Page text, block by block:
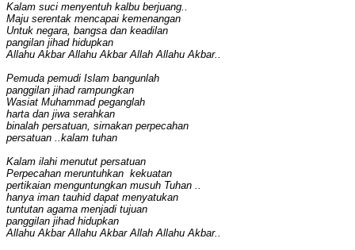
Kalam suci menyentuh kalbu berjuang..
Maju serentak mencapai kemenangan
Untuk negara, bangsa dan keadilan
pangilan jihad hidupkan
Allahu Akbar Allahu Akbar Allah Allahu Akbar..
Pemuda pemudi Islam bangunlah
panggilan jihad rampungkan
Wasiat Muhammad peganglah
harta dan jiwa serahkan
binalah persatuan, sirnakan perpecahan
persatuan ..kalam tuhan
Kalam ilahi menutut persatuan
Perpecahan meruntuhkan kekuatan
pertikaian menguntungkan musuh Tuhan ..
hanya iman tauhid dapat menyatukan
tuntutan agama menjadi tujuan
panggilan jihad hidupkan
Allahu Akbar Allahu Akbar Allah Allahu Akbar..